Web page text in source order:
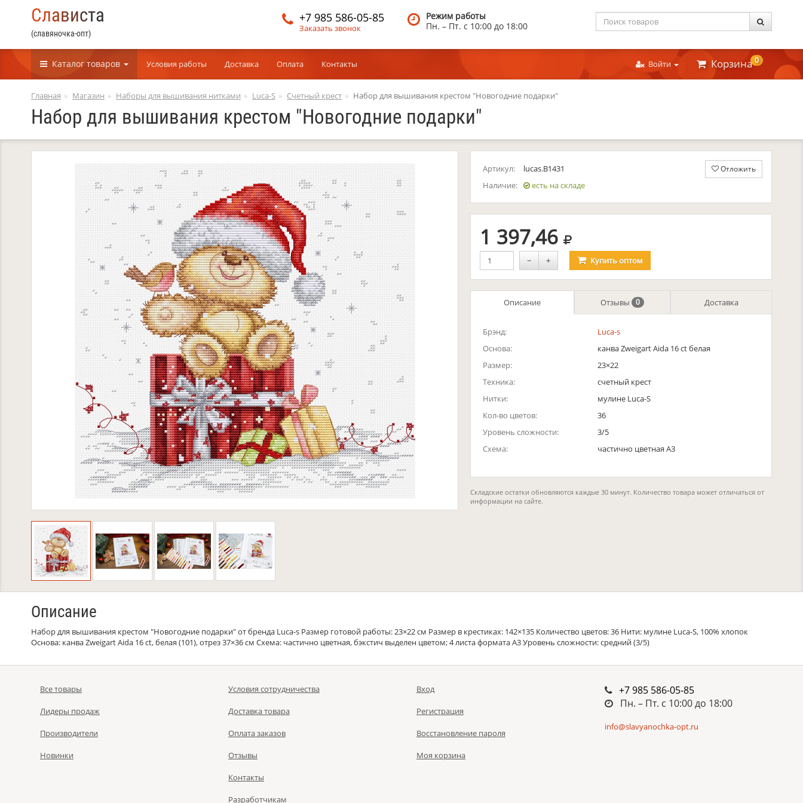
Слависта
(славяночка-опт)
+7 985 586-05-85
Заказать звонок
Режим работы
Пн. – Пт. c 10:00 до 18:00
Каталог товаров Войти Корзина0
Условия работы Доставка Оплата Контакты
Главная Магазин Наборы для вышивания нитками Luca-S Счетный крест Набор для вышивания крестом "Новогодние подарки"
Набор для вышивания крестом "Новогодние подарки"
Артикул:
lucas.B1431
Наличие:
есть на складе
Отложить
1 397,46 руб.
− + Купитьоптом
Описание Отзывы 0 Доставка
Брэнд:
Luca-s
Основа:
канва Zweigart Aida 16 ct белая
Размер:
23×22
Техника:
счетный крест
Нитки:
мулине Luca-S
Кол-во цветов:
36
Уровень сложности:
3/5
Схема:
частично цветная A3
Складские остатки обновляются каждые 30 минут. Количество товара может отличаться от
информации на сайте.
Описание
Набор для вышивания крестом "Новогодние подарки" от бренда Luca-s Размер готовой работы: 23×22 см Размер в крестиках: 142×135 Количество цветов: 36 Нити: мулине Luca-S, 100% хлопок
Основа: канва Zweigart Aida 16 ct, белая (101), отрез 37×36 см Схема: частично цветная, бэкстич выделен цветом; 4 листа формата A3 Уровень сложности: средний (3/5)
Все товары
Лидеры продаж
Производители
Новинки
Условия сотрудничества
Доставка товара
Оплата заказов
Отзывы
Контакты
Разработчикам
Вход
Регистрация
Восстановление пароля
Моя корзина
+7 985 586-05-85
Пн. – Пт. c 10:00 до 18:00
info@slavyanochka-opt.ru